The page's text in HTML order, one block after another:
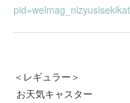
＜レギュラー＞
お天気キャスター